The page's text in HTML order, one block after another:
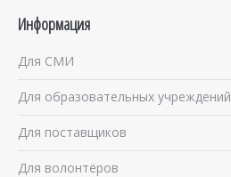
Информация
Для СМИ
Для образовательных учреждений
Для поставщиков
Для волонтёров